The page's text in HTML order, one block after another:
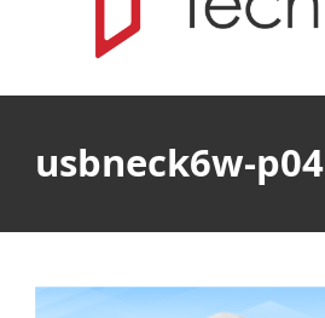
usbneck6w-p04